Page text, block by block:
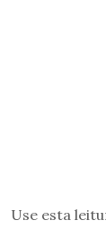
Use esta